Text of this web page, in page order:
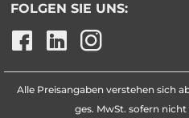
FOLGEN SIE UNS:
Alle Preisangaben verstehen sich
ges. MwSt. sofern